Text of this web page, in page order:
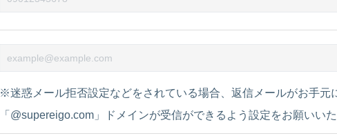
※迷惑メール拒否設定などをされている場合、返信メールがお手元
「@supereigo.com」ドメインが受信ができるよう設定をお願いい